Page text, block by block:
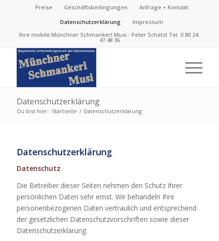
Preise Geschäftsbedingungen
Anfrage + Kontakt
Datenschutzerklärung
Impressum
Ihre mobile Münchner Schmankerl Musi - Peter Schätzl Tel. 0 80 24.
47 48 36
Datenschutzerklärung
Du bist hier: Startseite / Datenschutzerklärung
Datenschutzerklärung
Datenschutz
Die Betreiber dieser Seiten nehmen den Schutz Ihrer
persönlichen Daten sehr ernst. Wir behandeln Ihre
personenbezogenen Daten vertraulich und entsprechend
der gesetzlichen Datenschutzvorschriften sowie dieser
Datenschutzerklärung.